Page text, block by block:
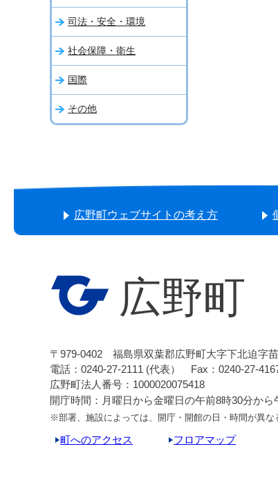
司法・安全・環境
社会保障・衛生
国際
その他
広野町ウェブサイトの考え方
広野町
〒979-0402 福島県双葉郡広野町大字下北迫字
電話：0240-27-2111 (代表） Fax：0240-27-
広野町法人番号：1000020075418
開庁時間：月曜日から金曜日の午前8時30分か
※部署、施設によっては、開庁・開館の日・時間が異な
町へのアクセス フロアマップ